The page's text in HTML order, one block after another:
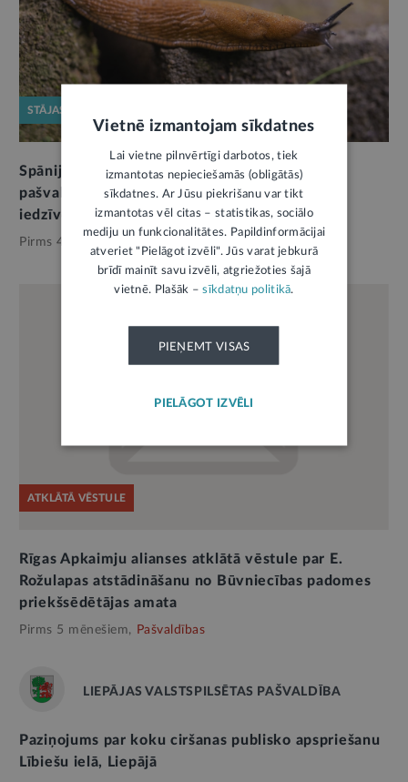
STĀJAS SPĒKĀ
Spānijas kailgliemeža izplatības ierobežošanai
pašvaldības varēs noteikt pienākumus arī
iedzīvotājiem
Pirms 4 mēnešiem,
ATKLĀTĀ VĒSTULE
Rīgas Apkaimju alianses atklātā vēstule par E.
Rožulapas atstādināšanu no Būvniecības padomes
priekšsēdētājas amata
Pirms 5 mēnešiem, Pašvaldības
LIEPĀJAS VALSTSPILSĒTAS PAŠVALDĪBA
Paziņojums par koku ciršanas publisko apspriešanu
Lībiešu ielā, Liepājā
Vietnē izmantojam sīkdatnes
Lai vietne pilnvērtīgi darbotos, tiek
izmantotas nepieciešamās (obligātās)
sīkdatnes. Ar Jūsu piekrišanu var tikt
izmantotas vēl citas – statistikas, sociālo
mediju un funkcionalitātes. Papildinformācijai
atveriet "Pielāgot izvēli". Jūs varat jebkurā
brīdī mainīt savu izvēli, atgriežoties šajā
vietnē. Plašāk –sīkdatņu politikā.
PIEŅEMT VISAS
PIELĀGOT IZVĒLI